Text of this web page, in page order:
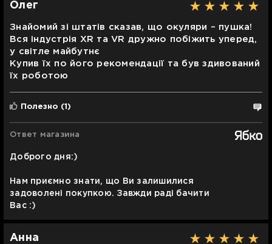
Олег
Знайомий зі штатів сказав, що окуляри – пушка!
Вся індустрія XR та VR дружно побіжить уперед,
у світле майбутнє
Купив їх по його рекомендації та був здивований
їх роботою
Полезно (1)
Ответ магазина
Доброго дня:)
Нам приємно знати, що Ви залишилися
задоволені покупкою. Завжди раді бачити
Вас :)
Анна